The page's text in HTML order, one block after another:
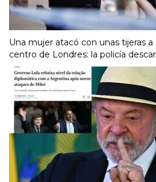
Una mujer atacó con unas tijeras
centro de Londres: la policía